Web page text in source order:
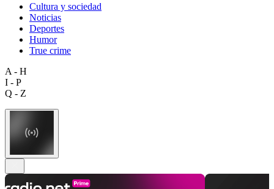
Cultura y sociedad
Noticias
Deportes
Humor
True crime
A - H
I - P
Q - Z